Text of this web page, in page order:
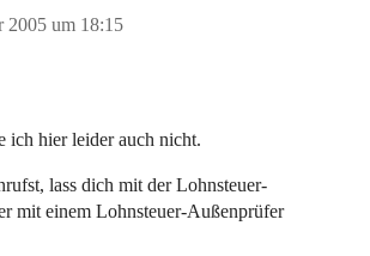
2005 um 18:15
ich hier leider auch nicht.
lass dich mit der Lohnsteuer-
mit einem Lohnsteuer-Außenprüfer